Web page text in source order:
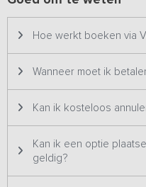
waterspeelplek: de Pukkemuk.
Hoe werkt boeken via
Wanneer moet ik
Kan ik kosteloos
Kan ik een optie
geldig?